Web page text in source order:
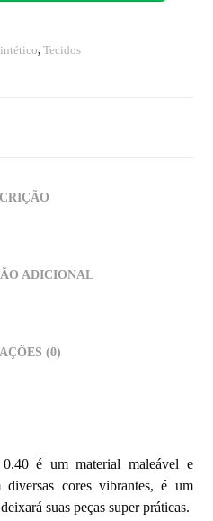
,Tecidos
ADICIONAL
(0)
é um material maleável e
diversas cores vibrantes, é um
suas peças super práticas.